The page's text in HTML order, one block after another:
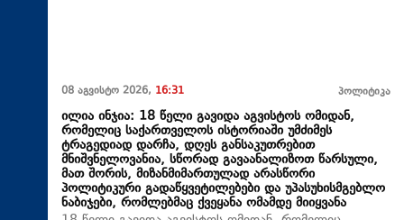
08 აგვისტო 2026, 16:31 პოლიტიკა
ილია ინჯია: 18 წელი გავიდა აგვისტოს ომიდან,
რომელიც საქართველოს ისტორიაში უმძიმეს
ტრაგედიად დარჩა, დღეს განსაკუთრებით
მნიშვნელოვანია, სწორად გავაანალიზოთ წარსული,
მათ შორის, მიზანმიმართულად არასწორი
პოლიტიკური გადაწყვეტილებები და უპასუხისმგებლო
ნაბიჯები, რომლებმაც ქვეყანა ომამდე მიიყვანა